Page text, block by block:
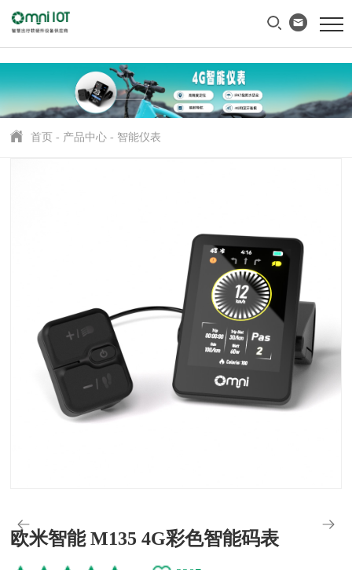
首页 - 产品中心 - 智能仪表
欧米智能 M135 4G彩色智能码表